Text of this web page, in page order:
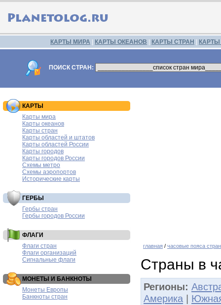
КАРТЫ МИРА КАРТЫ ОКЕАНОВ КАРТЫ СТРАН
ПОИСК СТРАН:
КАРТЫ
Карты мира
Карты океанов
Карты стран
Карты областей и штатов
Карты областей России
Карты городов
Карты городов России
Схемы метро
Схемы аэропортов
Исторические карты
ГЕРБЫ
Гербы стран
Гербы городов России
ФЛАГИ
Флаги стран
Флаги организаций
Сигнальные флаги
МОНЕТЫ И БАНКНОТЫ
Монеты Европы
Банкноты стран
главная / часовые пояса стран
Страны в
Регионы:
Америка |